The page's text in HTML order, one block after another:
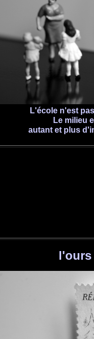
L'école n'est
Le milieu
autant et plus
l'ours